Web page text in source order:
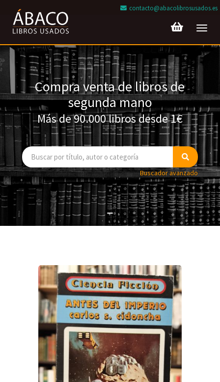
contacto@abacolibrosusados.es
Compra venta de libros de
segunda mano
Más de 90.000 libros desde 1€
Buscador avanzado